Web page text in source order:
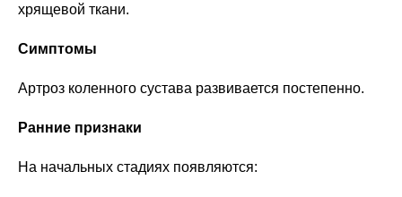
хрящевой ткани.
Симптомы
Артроз коленного сустава развивается постепенно.
Ранние признаки
На начальных стадиях появляются: